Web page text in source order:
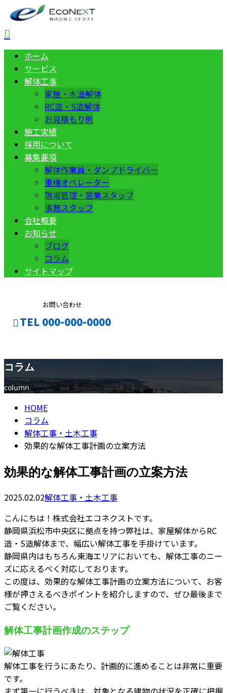
ホーム
サービス
解体工事
家屋・木造解体
RC造・S造解体
お見積もり例
施工実績
採用について
募集要項
解体作業員・ダンプドライバー
重機オペレーター
現場管理・営業スタッフ
事務スタッフ
会社概要
お知らせ
ブログ
コラム
サイトマップ
お問い合わせ
TEL 000-000-0000
ENTRY
CONTACT
コラム
column
HOME
コラム
解体工事・土木工事
効果的な解体工事計画の立案方法
効果的な解体工事計画の立案方法
2025.02.02解体工事・土木工事
こんにちは！株式会社エコネクストです。
静岡県浜松市中央区に拠点を持つ弊社は、家屋解体からRC
造・S造解体まで、幅広い解体工事を手掛けています。
静岡県内はもちろん東海エリアにおいても、解体工事のニー
ズに応えるべく対応しております。
この度は、効果的な解体工事計画の立案方法について、お客
様が押さえるべきポイントを紹介しますので、ぜひ最後まで
ご覧ください。
解体工事計画作成のステップ
解体工事を行うにあたり、計画的に進めることは非常に重要
です。